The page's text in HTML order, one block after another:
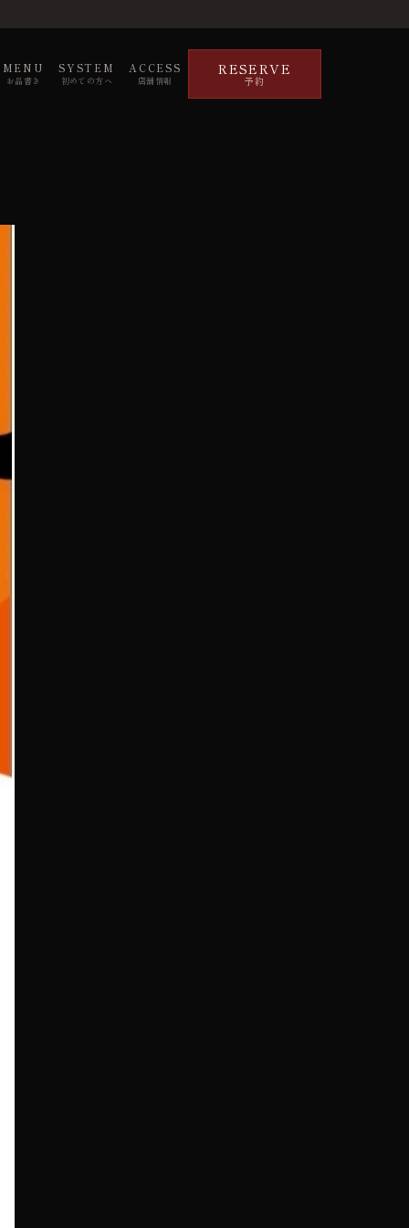
MENU
お品書き
SYSTEM
初めての方へ
ACCESS
店舗情報
RESERVE
予約